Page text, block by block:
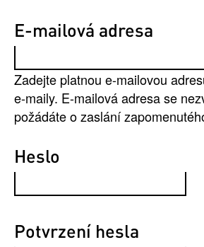
E-mailová adresa
Zadejte platnou e-mailovou
e-maily. E-mailová adresa se
požádáte o zaslání
Heslo
Potvrzení hesla